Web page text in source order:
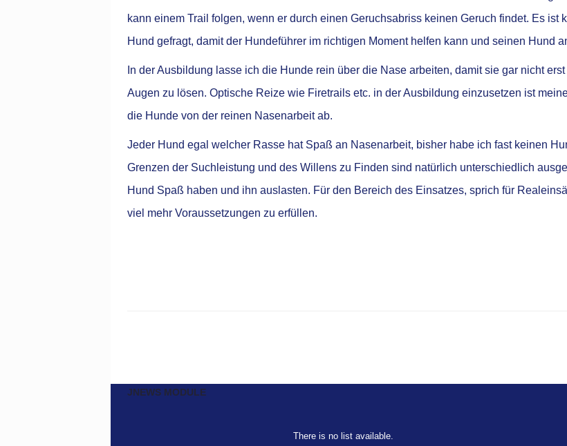
kann einem Trail folgen, wenn er durch einen Geruchsabriss keinen Geruch findet. Es ist
Hund gefragt, damit der Hundeführer im richtigen Moment helfen kann und seinen Hund
In der Ausbildung lasse ich die Hunde rein über die Nase arbeiten, damit sie gar nicht
Augen zu lösen. Optische Reize wie Firetrails etc. in der Ausbildung einzusetzen ist
die Hunde von der reinen Nasenarbeit ab.
Jeder Hund egal welcher Rasse hat Spaß an Nasenarbeit, bisher habe ich fast keinen
Grenzen der Suchleistung und des Willens zu Finden sind natürlich unterschiedlich
Hund Spaß haben und ihn auslasten. Für den Bereich des Einsatzes, sprich für
viel mehr Voraussetzungen zu erfüllen.
JNEWS MODULE
There is no list available.